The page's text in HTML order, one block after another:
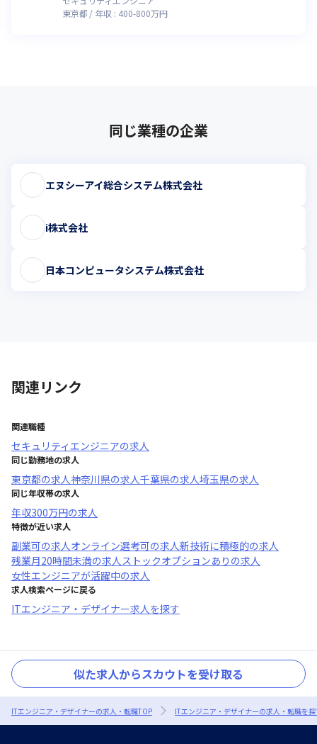
東京都
年収 : 400-800万円
同じ業種の企業
エヌシーアイ総合システム株式会社
i株式会社
日本コンピュータシステム株式会社
関連リンク
関連職種
セキュリティエンジニアの求人
同じ勤務地の求人
東京都の求人神奈川県の求人千葉県の求人埼玉県の求人
同じ年収帯の求人
年収300万円の求人
特徴が近い求人
副業可の求人オンライン選考可の求人新技術に積極的の求人
残業月20時間未満の求人ストックオプションあり の求人
女性エンジニアが活躍中の求人
求人検索ページに戻る
ITエンジニア・デザイナー求人を探す
似た求人からスカウトを受け取る
ITエンジニア・デザイナーの求人・転職TOP ITエンジニア・デザイナーの求人・転職を